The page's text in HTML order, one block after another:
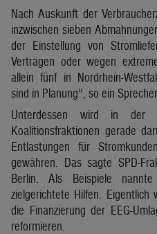
Nach Auskunft der
inzwischen sieben
der Einstellung von
Verträgen oder wegen
allein fünf in Nordrhein-
sind in Planung“, so ein Sprecher.
Unterdessen wird in der
Koalitionsfraktionen gerade
Entlastungen für
gewähren. Das sagte SPD-
Berlin. Als Beispiele
zielgerichtete Hilfen. Eigentlich
die Finanzierung der EEG-
reformieren.